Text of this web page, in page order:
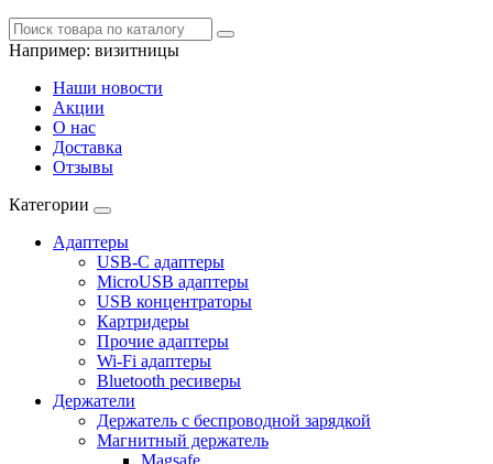
Например: визитницы
Наши новости
Акции
О нас
Доставка
Отзывы
Категории
Адаптеры
USB-C адаптеры
MicroUSB адаптеры
USB концентраторы
Картридеры
Прочие адаптеры
Wi-Fi адаптеры
Bluetooth ресиверы
Держатели
Держатель с беспроводной зарядкой
Магнитный держатель
Magsafe